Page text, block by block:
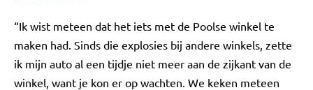
“Ik wist meteen dat het iets met de Poolse winkel te
maken had. Sinds die explosies bij andere winkels, zette
ik mijn auto al een tijdje niet meer aan de zijkant van de
winkel, want je kon er op wachten. We keken meteen